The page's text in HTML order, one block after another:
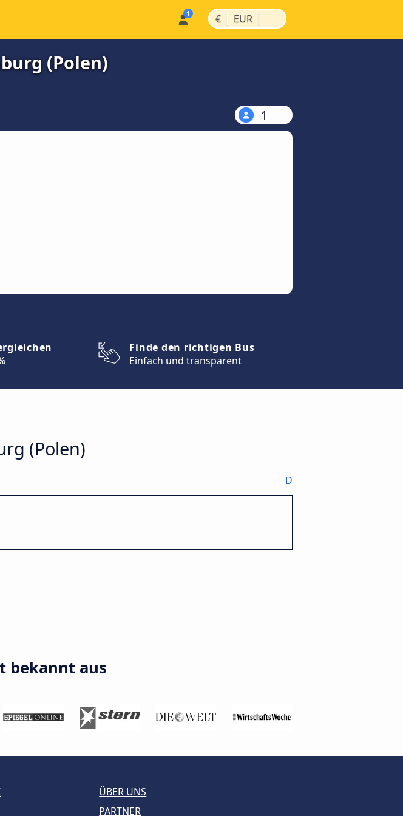
€ | EUR |
(Polen)
1
Finde den richtigen Bus
Einfach und transparent
(Polen)
D
bekannt aus
ÜBER UNS
PARTNER